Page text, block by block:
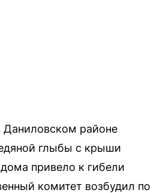
Даниловском районе
глыбы с крыши
привело к гибели
комитет возбудил по